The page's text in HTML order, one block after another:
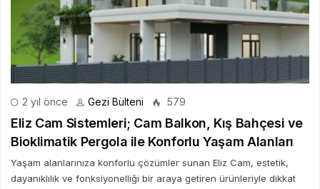
2 yıl önce Gezi Bülteni 579
Eliz Cam Sistemleri; Cam Balkon, Kış Bahçesi ve
Bioklimatik Pergola ile Konforlu Yaşam Alanları
Yaşam alanlarınıza konforlu çözümler sunan Eliz Cam, estetik,
dayanıklılık ve fonksiyonelliği bir araya getiren ürünleriyle dikkat